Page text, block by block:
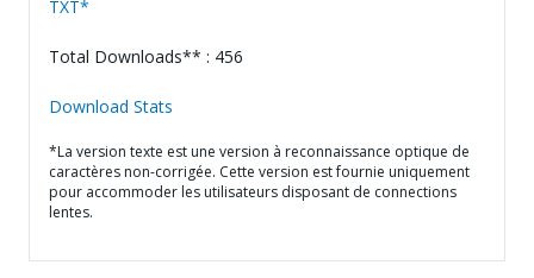
TXT*
Total Downloads** : 456
Download Stats
*La version texte est une version à reconnaissance optique de
caractères non-corrigée. Cette version est fournie uniquement
pour accommoder les utilisateurs disposant de connections
lentes.